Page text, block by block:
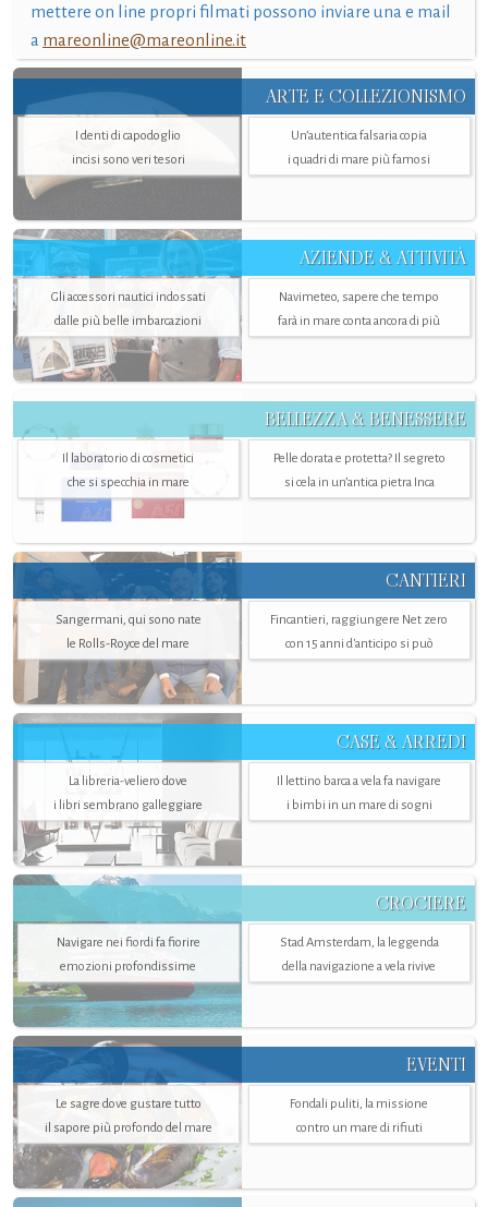
mettere on line propri filmati possono inviare una e mail
a mareonline@mareonline.it
ARTE E COLLEZIONISMO
I denti di capodoglio
incisi sono veri tesori
Un’autentica falsaria copia
i quadri di mare più famosi
AZIENDE & ATTIVITÀ
Gli accessori nautici indossati
dalle più belle imbarcazioni
Navimeteo, sapere che tempo
farà in mare conta ancora di più
BELLEZZA & BENESSERE
Il laboratorio di cosmetici
che si specchia in mare
Pelle dorata e protetta? Il segreto
si cela in un’antica pietra Inca
CANTIERI
Sangermani, qui sono nate
le Rolls-Royce del mare
Fincantieri, raggiungere Net zero
con 15 anni d'anticipo si può
CASE & ARREDI
La libreria-veliero dove
i libri sembrano galleggiare
Il lettino barca a vela fa navigare
i bimbi in un mare di sogni
CROCIERE
Navigare nei fiordi fa fiorire
emozioni profondissime
Stad Amsterdam, la leggenda
della navigazione a vela rivive
EVENTI
Le sagre dove gustare tutto
il sapore più profondo del mare
Fondali puliti, la missione
contro un mare di rifiuti